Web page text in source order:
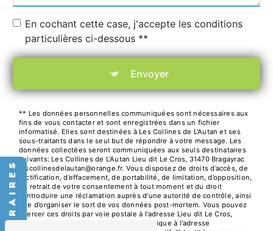
En cochant cette case, j'accepte les conditions
particulières ci-dessous **
Envoyer
** Les données personnelles communiquées sont nécessaires aux
fins de vous contacter et sont enregistrées dans un fichier
informatisé. Elles sont destinées à Les Collines de L'Autan et ses
sous-traitants dans le seul but de répondre à votre message. Les
données collectées seront communiquées aux seuls destinataires
suivants: Les Collines de L'Autan Lieu dit Le Cros, 31470 Bragayrac
lescollinesdelautan@orange.fr. Vous disposez de droits d’accès, de
rectification, d’effacement, de portabilité, de limitation, d’opposition,
de retrait de votre consentement à tout moment et du droit
d’introduire une réclamation auprès d’une autorité de contrôle, ainsi
que d’organiser le sort de vos données post-mortem. Vous pouvez
exercer ces droits par voie postale à l'adresse Lieu dit Le Cros,
31470 Bragayrac ou par courrier électronique à l'adresse
HORAIRES